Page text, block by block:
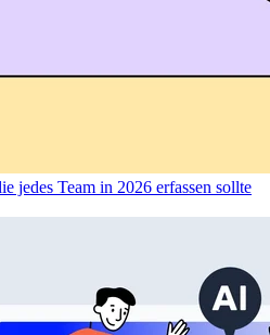
jedes Team in 2026 erfassen sollte